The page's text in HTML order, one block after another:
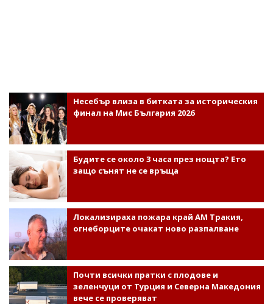
Несебър влиза в битката за историческия
финал на Мис България 2026
Будите се около 3 часа през нощта? Ето
защо сънят не се връща
Локализираха пожара край АМ Тракия,
огнеборците очакат ново разпалване
Почти всички пратки с плодове и
зеленчуци от Турция и Северна Македония
вече се проверяват